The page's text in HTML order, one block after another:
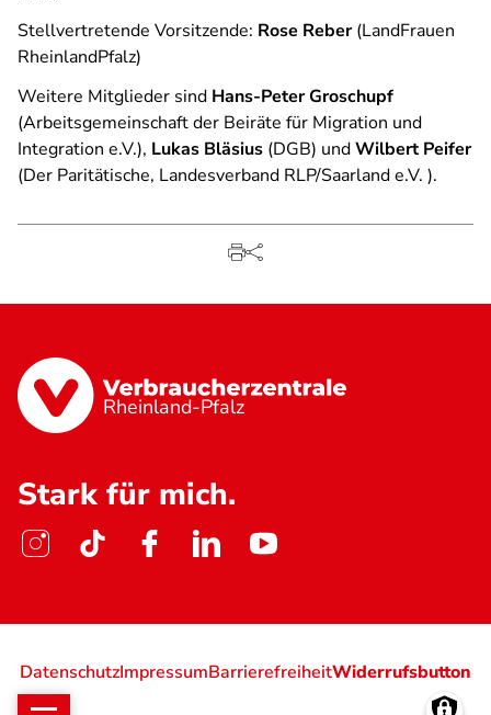
Stellvertretende Vorsitzende: Rose Reber(LandFrauen
RheinlandPfalz)
Weitere Mitglieder sind Hans-Peter Groschupf
(Arbeitsgemeinschaft der Beiräte für Migration und
Integration e.V.), Lukas Bläsius (DGB) undWilbert Peifer
(Der Paritätische, Landesverband RLP/Saarland e.V. ).
Rheinland-Pfalz
Stark für mich.
DatenschutzImpressumBarrierefreiheitWiderrufsbutton